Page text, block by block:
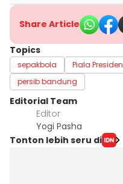
Share Article
Topics
sepakbola Piala Presiden
persib bandung
Editorial Team
Editor
Yogi Pasha
Tonton lebih seru di